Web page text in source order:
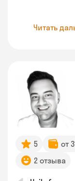
Читать
5 от
2 отзыва